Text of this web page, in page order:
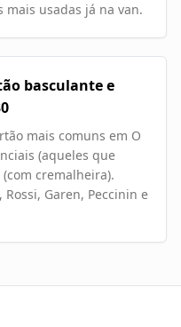
mais usadas já na van.
basculante e
mais comuns em O
(aqueles que
cremalheira).
Rossi, Garen, Peccinin e